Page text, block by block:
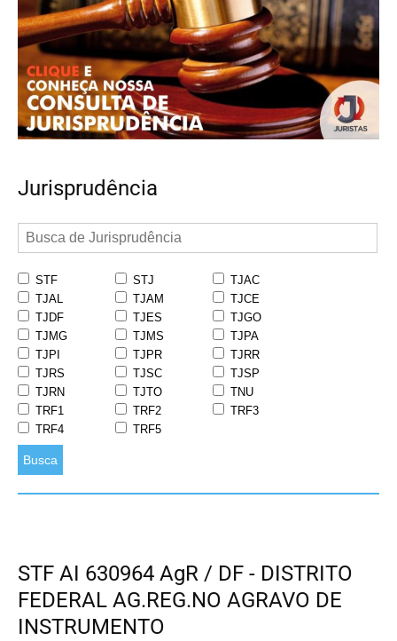
Jurisprudência
STF STJ
TJAC
TJAL
TJAM
TJCE
TJDF
TJES
TJGO
TJMG
TJMS
TJPA
TJPI
TJPR
TJRR
TJRS
TJSC
TJSP
TJRN
TJTO
TNU
TRF1
TRF2
TRF3
TRF4
TRF5
Busca
STF AI 630964 AgR / DF - DISTRITO
FEDERAL AG.REG.NO AGRAVO DE
INSTRUMENTO